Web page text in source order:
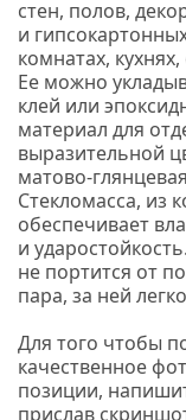
стен, полов,
и
комнатах,
Ее можно
клей или
материал для
выразительной
матово-
Стекломасса, из
обеспечивает
и
не портится от
пара, за ней
Для того чтобы
качественное
позиции,
прислав